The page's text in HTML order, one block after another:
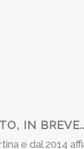
IN BREVE..
e dal 2014